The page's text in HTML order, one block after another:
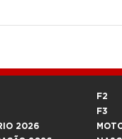
2026
F2
F3